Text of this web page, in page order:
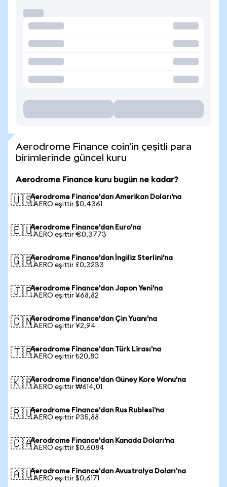
Aerodrome Finance coin'in çeşitli para
birimlerinde güncel kuru
Aerodrome Finance kuru bugün ne kadar?
🇺🇸Aerodrome Finance'dan Amerikan Doları'na
1 AERO eşittir $0,4361
🇪🇺Aerodrome Finance'dan Euro'na
1 AERO eşittir €0,3773
🇬🇧Aerodrome Finance'dan İngiliz Sterlini'na
1 AERO eşittir £0,3233
🇯🇵Aerodrome Finance'dan Japon Yeni'na
1 AERO eşittir ¥68,82
🇨🇳Aerodrome Finance'dan Çin Yuanı'na
1 AERO eşittir ¥2,94
🇹🇷Aerodrome Finance'dan Türk Lirası'na
1 AERO eşittir ₺20,80
🇰🇷Aerodrome Finance'dan Güney Kore Wonu'na
1 AERO eşittir ₩614,01
🇷🇺Aerodrome Finance'dan Rus Rublesi'na
1 AERO eşittir ₽35,88
🇨🇦Aerodrome Finance'dan Kanada Doları'na
1 AERO eşittir $0,6084
🇦🇺Aerodrome Finance'dan Avustralya Doları'na
1 AERO eşittir $0,6171